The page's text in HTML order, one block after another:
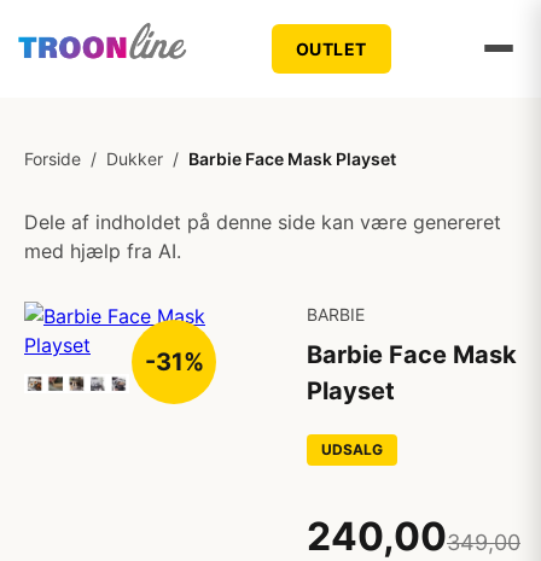
OUTLET
Forside / Dukker / Barbie Face Mask Playset
Dele af indholdet på denne side kan være genereret
med hjælp fra AI.
-31%
BARBIE
Barbie Face Mask
Playset
UDSALG
240,00349,00